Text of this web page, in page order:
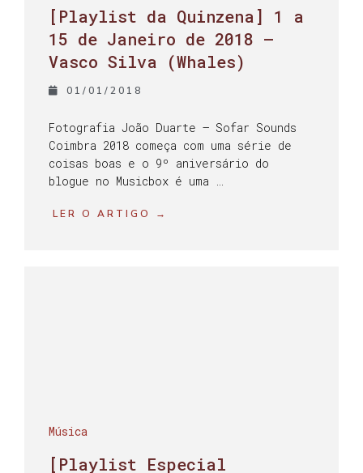
[Playlist da Quinzena] 1 a
15 de Janeiro de 2018 –
Vasco Silva (Whales)
01/01/2018
Fotografia João Duarte – Sofar Sounds
Coimbra 2018 começa com uma série de
coisas boas e o 9º aniversário do
blogue no Musicbox é uma …
LER O ARTIGO →
Música
[Playlist Especial